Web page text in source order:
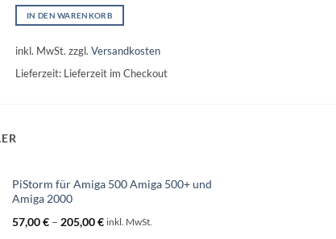
IN DEN WARENKORB
inkl. MwSt. zzgl. Versandkosten
Lieferzeit: Lieferzeit im Checkout
PiStorm für Amiga 500 Amiga 500+ und
Amiga 2000
57,00€ – 205,00€ inkl. MwSt.